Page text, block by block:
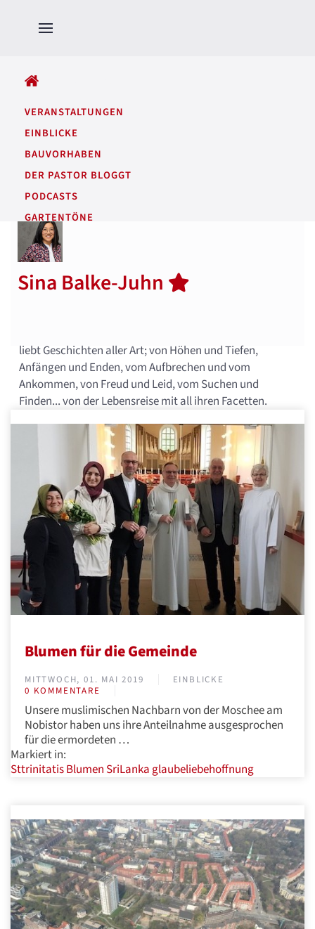
VERANSTALTUNGEN
EINBLICKE
BAUVORHABEN
DER PASTOR BLOGGT
PODCASTS
GARTENTÖNE
Sina Balke-Juhn
liebt Geschichten aller Art; von Höhen und Tiefen,
Anfängen und Enden, vom Aufbrechen und vom
Ankommen, von Freud und Leid, vom Suchen und
Finden... von der Lebensreise mit all ihren Facetten.
Blumen für die Gemeinde
MITTWOCH, 01. MAI 2019
EINBLICKE
0 KOMMENTARE
Unsere muslimischen Nachbarn von der Moschee am
Nobistor haben uns ihre Anteilnahme ausgesprochen
für die ermordeten …
Markiert in:
SttrinitatisBlumen SriLankaglaubeliebehoffnung